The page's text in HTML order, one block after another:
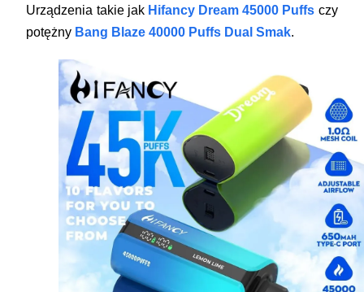
Urządzenia takie jak Hifancy Dream 45000 Puffs czy
potężny Bang Blaze 40000 Puffs Dual Smak.